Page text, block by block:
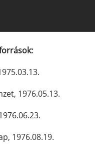
1976.05.13.
1976.08.19.